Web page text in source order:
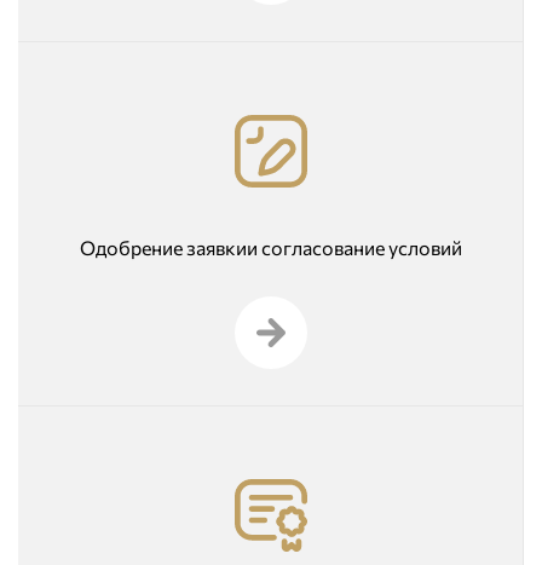
Одобрение заявкии согласование условий